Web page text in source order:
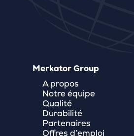
Merkator Group
A propos
Notre équipe
Qualité
Durabilité
Partenaires
Offres d’emploi